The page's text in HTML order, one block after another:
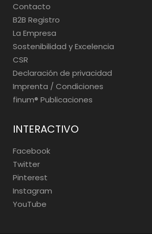
Contacto
B2B Registro
La Empresa
Sostenibilidad y Excelencia
CSR
Declaración de privacidad
Imprenta / Condiciones
finum®️ Publicaciones
INTERACTIVO
Facebook
Twitter
Pinterest
Instagram
YouTube